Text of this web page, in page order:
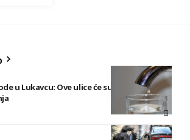
u Lukavcu: Ove ulice će sutra biti bez